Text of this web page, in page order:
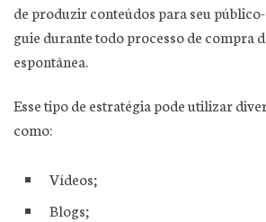
de produzir conteúdos para seu
guie durante todo processo de compra
espontânea.
Esse tipo de estratégia pode utilizar
como:
Vídeos;
Blogs;